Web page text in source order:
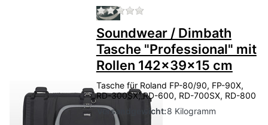
Zu diesem Produkt liegen
Soundwear / Dimbath
Tasche "Professional" mit
Rollen 142x39x15 cm
Tasche für Roland FP-80/90, FP-90X,
RD-300SX, RD-600, RD-700SX, RD-800
Versandgewicht:8 Kilogramm